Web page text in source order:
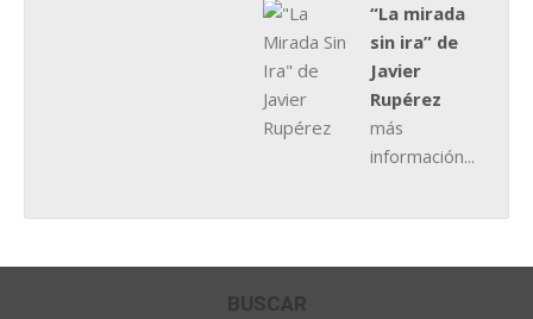
“La mirada
sin ira” de
Javier
Rupérez
más
información...
BUSCAR